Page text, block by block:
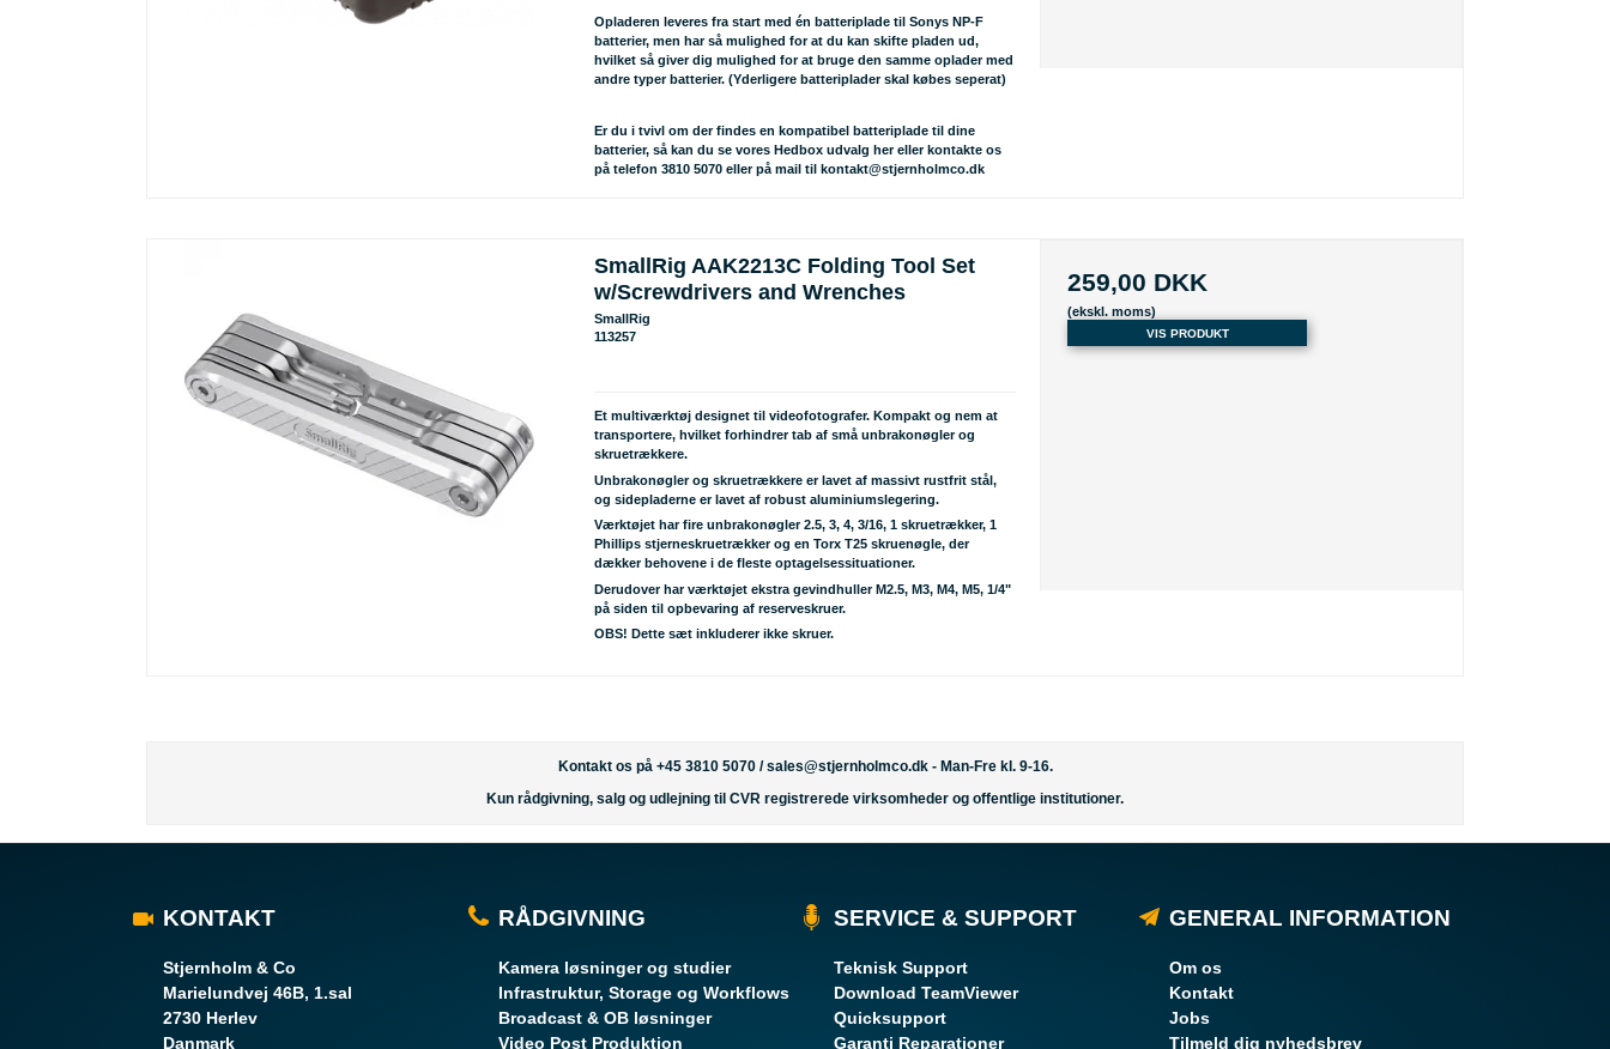
Opladeren leveres fra start med én batteriplade til Sonys NP-F
batterier, men har så mulighed for at du kan skifte pladen ud,
hvilket så giver dig mulighed for at bruge den samme oplader med
andre typer batterier. (Yderligere batteriplader skal købes seperat)
Er du i tvivl om der findes en kompatibel batteriplade til dine
batterier, så kan du se vores Hedbox udvalg hereller kontakte os
på telefon 3810 5070 eller på mail til kontakt@stjernholmco.dk
SmallRig AAK2213C Folding Tool Set
w/Screwdrivers and Wrenches
SmallRig
113257
Et multiværktøj designet til videofotografer. Kompakt og nem at
transportere, hvilket forhindrer tab af små unbrakonøgler og
skruetrækkere.
Unbrakonøgler og skruetrækkere er lavet af massivt rustfrit stål,
og sidepladerne er lavet af robust aluminiumslegering.
Værktøjet har fire unbrakonøgler 2.5, 3, 4, 3/16, 1 skruetrækker, 1
Phillips stjerneskruetrækker og en Torx T25 skruenøgle, der
dækker behovene i de fleste optagelsessituationer.
Derudover har værktøjet ekstra gevindhuller M2.5, M3, M4, M5, 1/4"
på siden til opbevaring af reserveskruer.
OBS! Dette sæt inkluderer ikke skruer.
259,00 DKK
(ekskl. moms)
VIS PRODUKT
Kontakt os på +45 3810 5070 /sales@stjernholmco.dk- Man-Fre kl. 9-16.
Kun rådgivning, salg og udlejning til CVR registrerede virksomheder og offentlige institutioner.
KONTAKT
Stjernholm & Co
Marielundvej 46B, 1.sal
2730 Herlev
Danmark
RÅDGIVNING
Kamera løsninger og studier
Infrastruktur, Storage og Workflows
Broadcast & OB løsninger
Video Post Produktion
SERVICE & SUPPORT
Teknisk Support
Download TeamViewer
Quicksupport
Garanti Reparationer
GENERAL INFORMATION
Om os
Kontakt
Jobs
Tilmeld dig nyhedsbrev